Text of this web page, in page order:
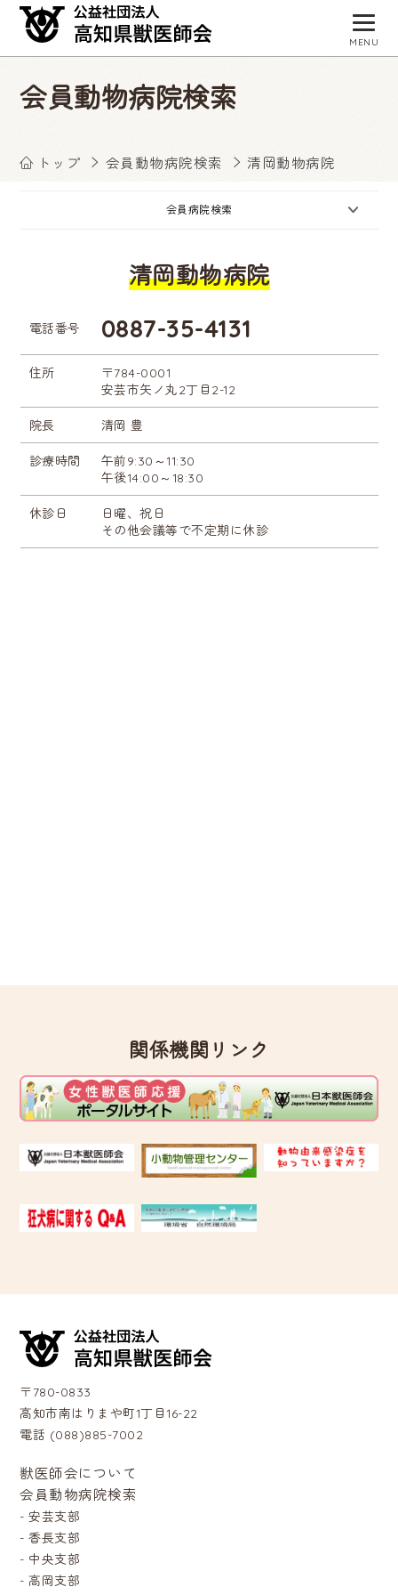
会員動物病院検索
トップ 会員動物病院検索 清岡動物病院
会員病院検索
清岡動物病院
電話番号 0887-35-4131
住所
〒784-0001
安芸市矢ノ丸2丁目2-12
院長 清岡 豊
診療時間
午前9:30～11:30
午後14:00～18:30
休診日
日曜、祝日
その他会議等で不定期に休診
関係機関リンク
〒780-0833
高知市南はりまや町1丁目16-22
電話 (088)885-7002
獣医師会について
会員動物病院検索
-安芸支部
-香長支部
- 中央支部
-高岡支部
MENU
会員病院検索
会員専用サイト